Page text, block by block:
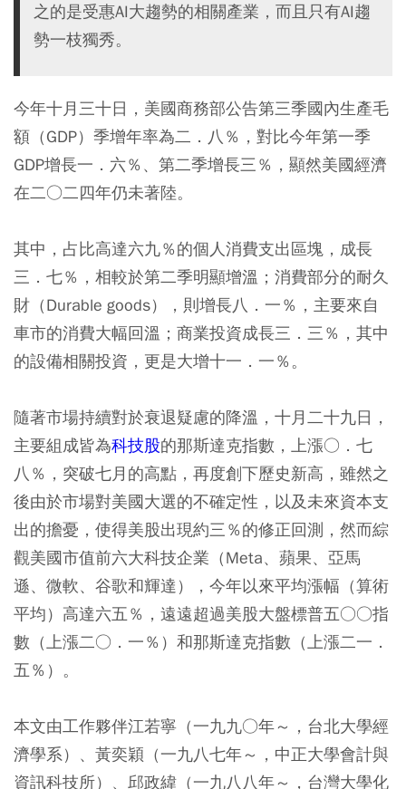
之的是受惠AI大趨勢的相關產業，而且只有AI趨
勢一枝獨秀。
今年十月三十日，美國商務部公告第三季國內生產毛
額（GDP）季增年率為二．八％，對比今年第一季
GDP增長一．六％、第二季增長三％，顯然美國經濟
在二○二四年仍未著陸。
其中，占比高達六九％的個人消費支出區塊，成長
三．七％，相較於第二季明顯增溫；消費部分的耐久
財（Durable goods），則增長八．一％，主要來自
車市的消費大幅回溫；商業投資成長三．三％，其中
的設備相關投資，更是大增十一．一％。
隨著市場持續對於衰退疑慮的降溫，十月二十九日，
主要組成皆為科技股的那斯達克指數，上漲○．七
八％，突破七月的高點，再度創下歷史新高，雖然之
後由於市場對美國大選的不確定性，以及未來資本支
出的擔憂，使得美股出現約三％的修正回測，然而綜
觀美國市值前六大科技企業（Meta、蘋果、亞馬
遜、微軟、谷歌和輝達），今年以來平均漲幅（算術
平均）高達六五％，遠遠超過美股大盤標普五○○指
數（上漲二○．一％）和那斯達克指數（上漲二一．
五％）。
本文由工作夥伴江若寧（一九九○年～，台北大學經
濟學系）、黃奕穎（一九八七年～，中正大學會計與
資訊科技所）、邱政緯（一九八八年～，台灣大學化